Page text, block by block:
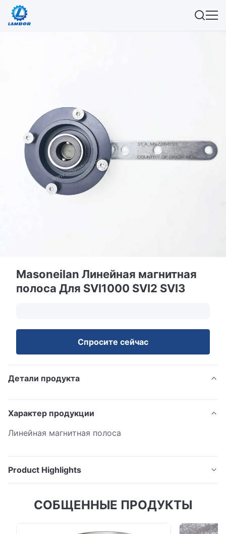
Masoneilan Линейная магнитная
полоса Для SVI1000 SVI2 SVI3
Спросите сейчас
Детали продукта
Характер продукции
Линейная магнитная полоса
Product Highlights
СОБЩЕННЫЕ ПРОДУКТЫ